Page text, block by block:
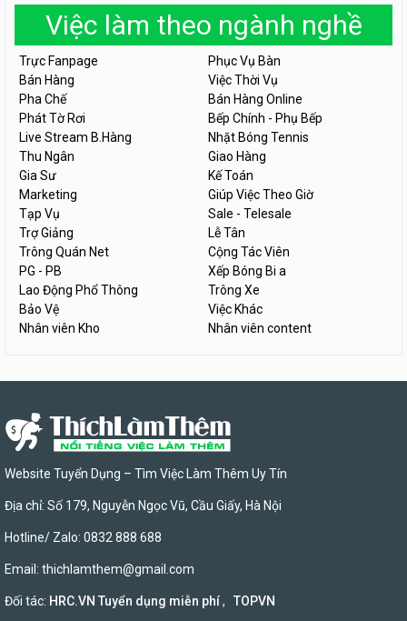
Việc làm theo ngành nghề
Trực Fanpage
Phục Vụ Bàn
Bán Hàng
Việc Thời Vụ
Pha Chế
Bán Hàng Online
Phát Tờ Rơi
Bếp Chính - Phụ Bếp
Live Stream B.Hàng
Nhặt Bóng Tennis
Thu Ngân
Giao Hàng
Gia Sư
Kế Toán
Marketing
Giúp Việc Theo Giờ
Tạp Vụ
Sale - Telesale
Trợ Giảng
Lễ Tân
Trông Quán Net
Cộng Tác Viên
PG - PB
Xếp Bóng Bi a
Lao Động Phổ Thông
Trông Xe
Bảo Vệ
Việc Khác
Nhân viên Kho
Nhân viên content
Website Tuyển Dụng – Tìm Việc Làm Thêm Uy Tín
Địa chỉ: Số 179, Nguyễn Ngọc Vũ, Cầu Giấy, Hà Nội
Hotline/ Zalo: 0832 888 688
Email: thichlamthem@gmail.com
Đối tác: HRC.VN Tuyển dụng miễn phí, TOPVN